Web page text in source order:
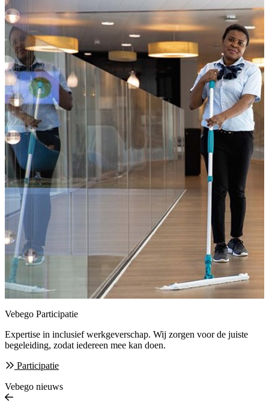
Vebego Participatie
Expertise in inclusief werkgeverschap. Wij zorgen voor de juiste
begeleiding, zodat iedereen mee kan doen.
Participatie
Vebego nieuws